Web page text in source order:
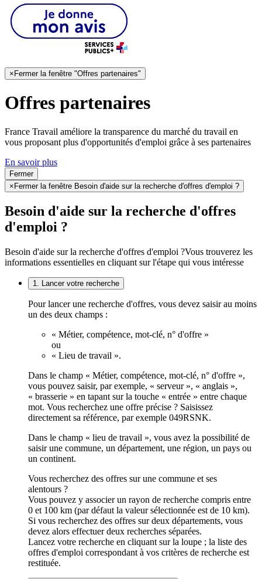
×Fermer la fenêtre "Offres partenaires"
Offres partenaires
France Travail améliore la transparence du marché du travail en
vous proposant plus d'opportunités d'emploi grâce à ses partenaires
En savoir plus
Fermer
×Fermer la fenêtre Besoin d'aide sur la recherche d'offres d'emploi ?
Besoin d'aide sur la recherche d'offres
d'emploi ?
Besoin d'aide sur la recherche d'offres d'emploi ?Vous trouverez les
informations essentielles en cliquant sur l'étape qui vous intéresse
1. Lancer votre recherche
Pour lancer une recherche d'offres, vous devez saisir au moins
un des deux champs :
« Métier, compétence, mot-clé, n° d'offre »
ou
« Lieu de travail ».
Dans le champ « Métier, compétence, mot-clé, n° d'offre »,
vous pouvez saisir, par exemple, « serveur », « anglais »,
« brasserie » en tapant sur la touche « entrée » entre chaque
mot. Vous recherchez une offre précise ? Saisissez
directement sa référence, par exemple 049RSNK.
Dans le champ « lieu de travail », vous avez la possibilité de
saisir une commune, un département, une région, un pays ou
un continent.
Vous recherchez des offres sur une commune et ses
alentours ?
Vous pouvez y associer un rayon de recherche compris entre
0 et 100 km (par défaut la valeur sélectionnée est de 10 km).
Si vous recherchez des offres sur deux départements, vous
devez alors effectuer deux recherches séparées.
Lancez votre recherche en cliquant sur la loupe ; la liste des
offres d'emploi correspondant à vos critères de recherche est
restituée.